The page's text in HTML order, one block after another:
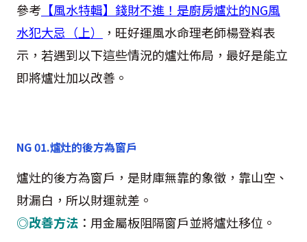
參考 【風水特輯】錢財不進！是廚房爐灶的NG風
水犯大忌（上）
，旺好運風水命理老師楊登嵙表
示，若遇到以下這些情況的爐灶佈局，最好是能立
即將爐灶加以改善。
NG 01.爐灶的後方為窗戶
爐灶的後方為窗戶，是財庫無靠的象徵，靠山空、
財漏白，所以財運就差。
◎改善方法 ：用金屬板阻隔窗戶並將爐灶移位。